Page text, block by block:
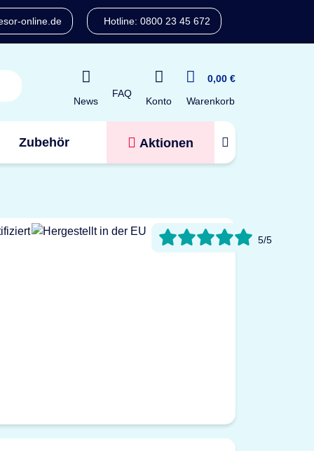
online.de Hotline: 0800 23 45 672
News
FAQ
Konto
0,00 €
Warenkorb
Zubehör Aktionen
5/5